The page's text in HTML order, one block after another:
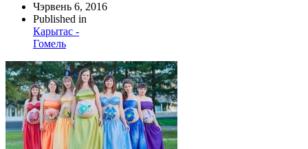
Чэрвень 6, 2016
Published in
Карытас -
Гомель